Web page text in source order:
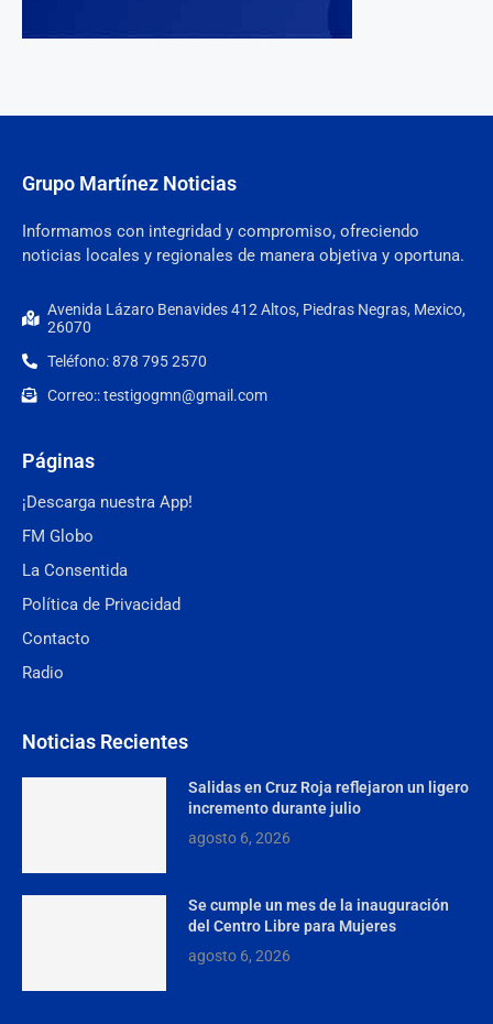
Grupo Martínez Noticias
Informamos con integridad y compromiso, ofreciendo
noticias locales y regionales de manera objetiva y oportuna.
Avenida Lázaro Benavides 412 Altos, Piedras Negras, Mexico,
26070
Teléfono: 878 795 2570
Correo:: testigogmn@gmail.com
Páginas
¡Descarga nuestra App!
FM Globo
La Consentida
Política de Privacidad
Contacto
Radio
Noticias Recientes
Salidas en Cruz Roja reflejaron un ligero
incremento durante julio
agosto 6, 2026
Se cumple un mes de la inauguración
del Centro Libre para Mujeres
agosto 6, 2026